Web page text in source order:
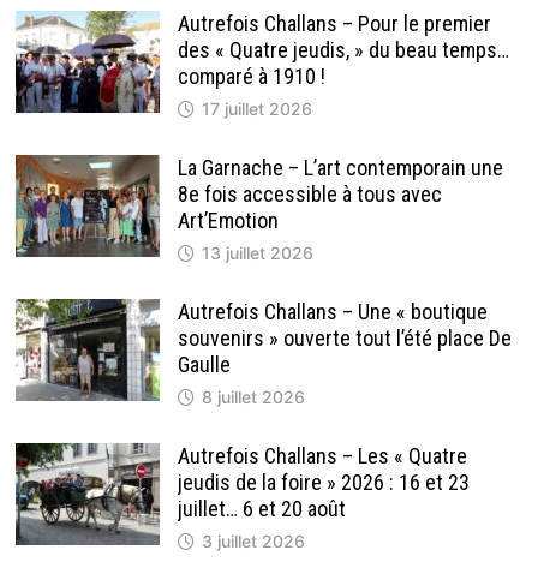
Autrefois Challans – Pour le premier
des « Quatre jeudis, » du beau temps…
comparé à 1910 !
17 juillet 2026
La Garnache – L’art contemporain une
8e fois accessible à tous avec
Art’Emotion
13 juillet 2026
Autrefois Challans – Une « boutique
souvenirs » ouverte tout l’été place De
Gaulle
8 juillet 2026
Autrefois Challans – Les « Quatre
jeudis de la foire » 2026 : 16 et 23
juillet… 6 et 20 août
3 juillet 2026